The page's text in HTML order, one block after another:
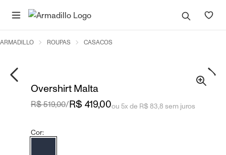
ARMADILLO ROUPAS CASACOS
Overshirt Malta
R$ 519,00/R$ 419,00ou 5x de R$ 83,8 sem juros
Cor: